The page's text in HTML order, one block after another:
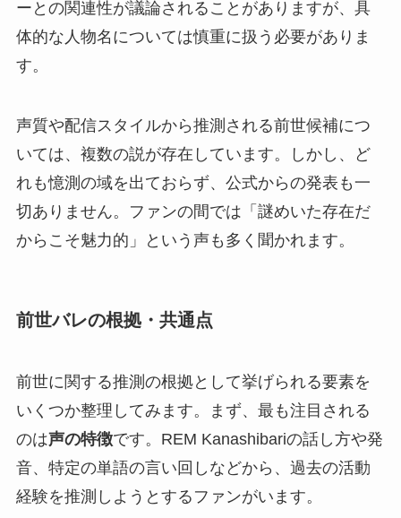
ーとの関連性が議論されることがありますが、具
体的な人物名については慎重に扱う必要がありま
す。
声質や配信スタイルから推測される前世候補につ
いては、複数の説が存在しています。しかし、ど
れも憶測の域を出ておらず、公式からの発表も一
切ありません。ファンの間では「謎めいた存在だ
からこそ魅力的」という声も多く聞かれます。
前世バレの根拠・共通点
前世に関する推測の根拠として挙げられる要素を
いくつか整理してみます。まず、最も注目される
のは声の特徴です。REM Kanashibariの話し方や発
音、特定の単語の言い回しなどから、過去の活動
経験を推測しようとするファンがいます。